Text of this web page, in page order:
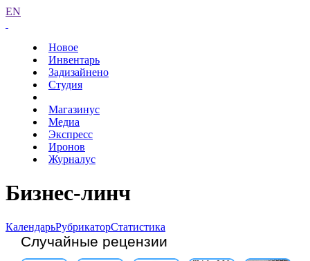
EN
Новое
Инвентарь
Задизайнено
Студия
Магазинус
Медиа
Экспресс
Иронов
Журналус
Бизнес-линч
КалендарьРубрикаторСтатистика
Случайные рецензии